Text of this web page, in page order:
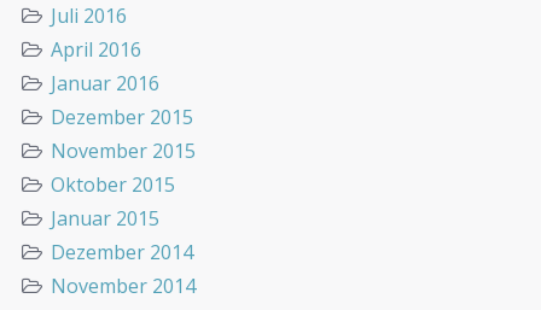
Juli 2016
April 2016
Januar 2016
Dezember 2015
November 2015
Oktober 2015
Januar 2015
Dezember 2014
November 2014